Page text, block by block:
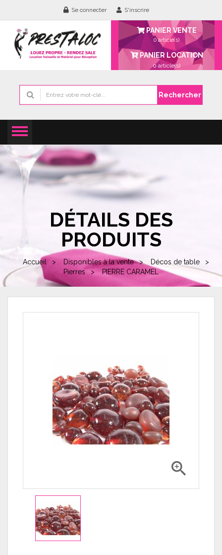
Se connecter S'inscrire
PANIER VENTE
0 article(s)
PANIER LOCATION
0 article(s)
Rechercher
DÉTAILS DES
PRODUITS
Accueil Disponibles à la vente
Décos de table
Pierres
PIERRE CARAMEL
